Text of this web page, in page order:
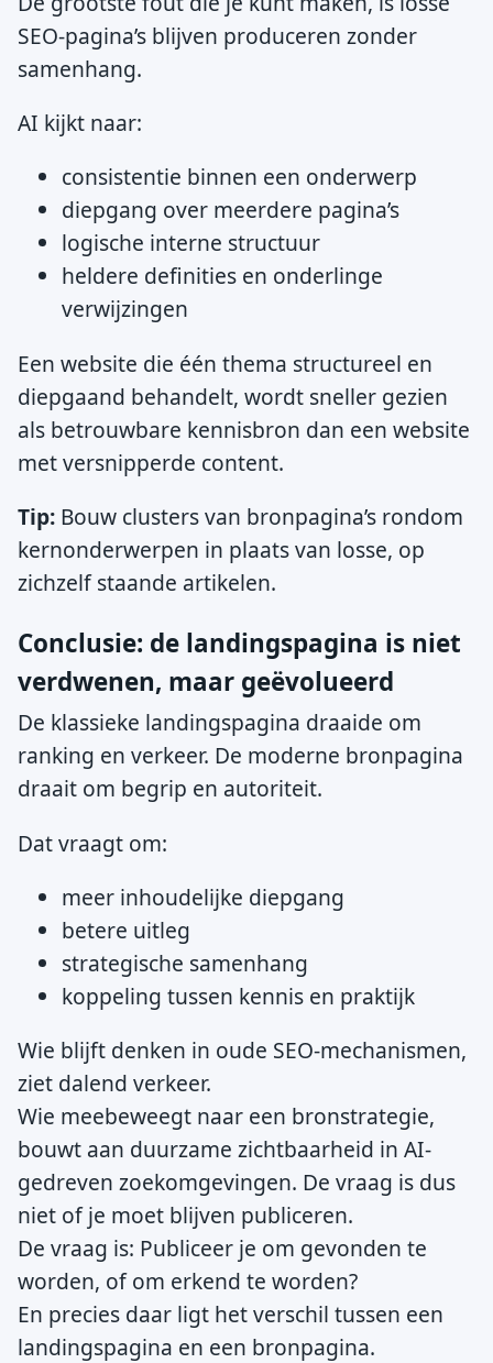
SEO-pagina’s blijven produceren zonder
samenhang.
AI kijkt naar:
consistentie binnen een onderwerp
diepgang over meerdere pagina’s
logische interne structuur
heldere definities en onderlinge
verwijzingen
Een website die één thema structureel en
diepgaand behandelt, wordt sneller gezien
als betrouwbare kennisbron dan een website
met versnipperde content.
Tip: Bouw clusters van bronpagina’s rondom
kernonderwerpen in plaats van losse, op
zichzelf staande artikelen.
Conclusie: de landingspagina is niet
verdwenen, maar geëvolueerd
De klassieke landingspagina draaide om
ranking en verkeer. De moderne bronpagina
draait om begrip en autoriteit.
Dat vraagt om:
meer inhoudelijke diepgang
betere uitleg
strategische samenhang
koppeling tussen kennis en praktijk
Wie blijft denken in oude SEO-mechanismen,
ziet dalend verkeer.
Wie meebeweegt naar een bronstrategie,
bouwt aan duurzame zichtbaarheid in AI-
gedreven zoekomgevingen. De vraag is dus
niet of je moet blijven publiceren.
De vraag is: Publiceer je om gevonden te
worden, of om erkend te worden?
En precies daar ligt het verschil tussen een
landingspagina en een bronpagina.